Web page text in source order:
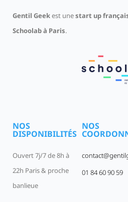
Gentil Geekest unestart up
Schoolab à Paris.
NOS
DISPONIBILITÉS
Ouvert 7j/7 de 8h à
22h Paris & proche
banlieue
NOS
01 84 60 90 59